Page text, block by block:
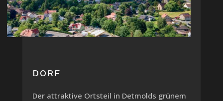
DORF
Der attraktive Ortsteil in Detmolds grünem